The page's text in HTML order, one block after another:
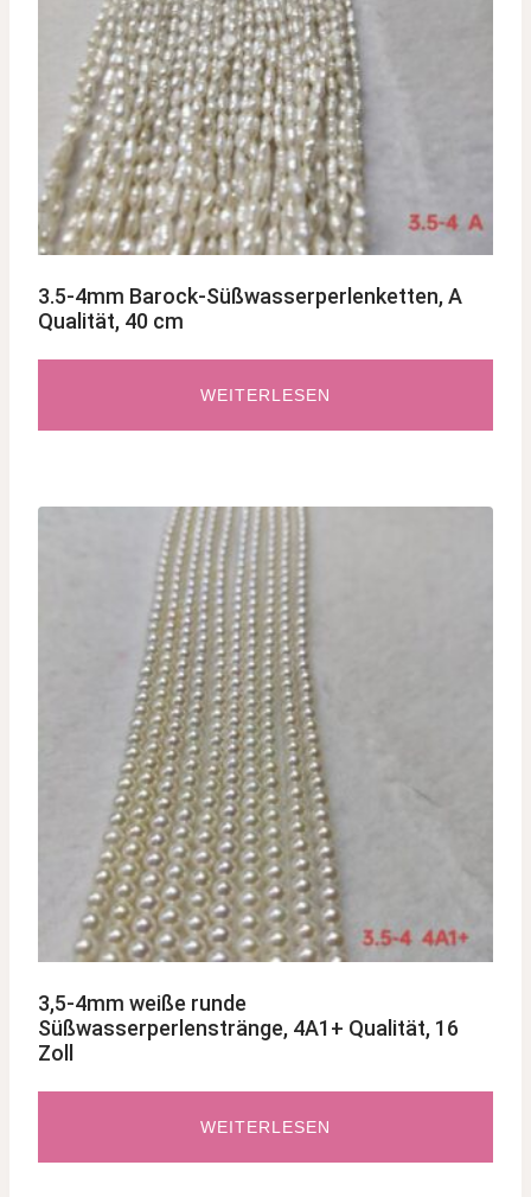
3.5-4mm Barock-Süßwasserperlenketten, A
Qualität, 40 cm
WEITERLESEN
3,5-4mm weiße runde
Süßwasserperlenstränge, 4A1+ Qualität, 16
Zoll
WEITERLESEN